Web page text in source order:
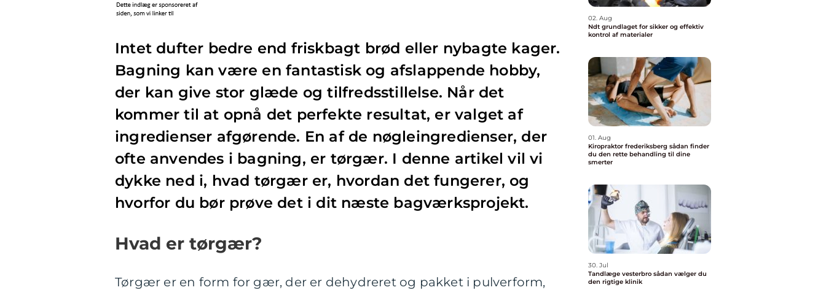
Intet dufter bedre end friskbagt brød eller nybagte kager.
Bagning kan være en fantastisk og afslappende hobby,
der kan give stor glæde og tilfredsstillelse. Når det
kommer til at opnå det perfekte resultat, er valget af
ingredienser afgørende. En af de nøgleingredienser, der
ofte anvendes i bagning, er tørgær. I denne artikel vil vi
dykke ned i, hvad tørgær er, hvordan det fungerer, og
hvorfor du bør prøve det i dit næste bagværksprojekt.
Hvad er tørgær?
Tørgær er en form for gær, der er dehydreret og pakket i pulverform,
02. Aug
Ndt grundlaget for sikker og effektiv
kontrol af materialer
01. Aug
Kiropraktor frederiksberg sådan finder
du den rette behandling til dine
smerter
30. Jul
Tandlæge vesterbro sådan vælger du
den rigtige klinik